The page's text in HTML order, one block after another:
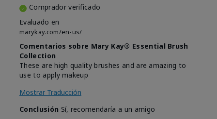
Comprador verificado
Evaluado en
marykay.com/en-us/
Comentarios sobre Mary Kay® Essential Brush
Collection
These are high quality brushes and are amazing to
use to apply makeup
Mostrar Traducción
Conclusión Sí, recomendaría a un amigo